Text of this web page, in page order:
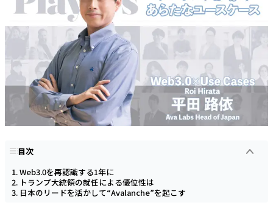
目次
Web3.0を再認識する1年に
トランプ大統領の就任による優位性は
日本のリードを活かして“Avalanche”を起こす